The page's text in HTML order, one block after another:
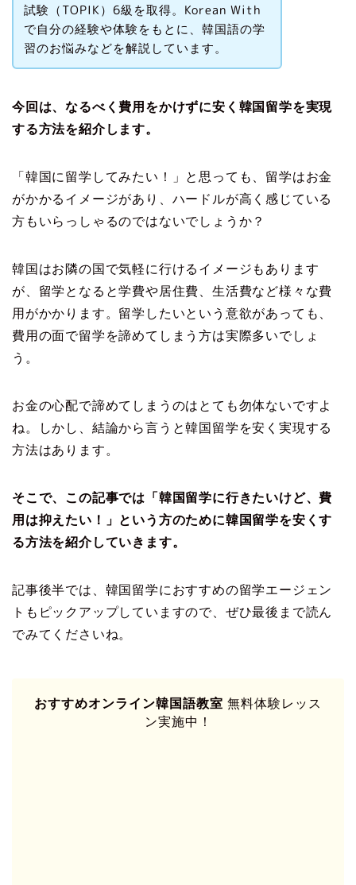
試験（TOPIK）6級を取得。Korean With
で自分の経験や体験をもとに、韓国語の学
習のお悩みなどを解説しています。
今回は、なるべく費用をかけずに安く韓国留学を実現
する方法を紹介します。
「韓国に留学してみたい！」と思っても、留学はお金
がかかるイメージがあり、ハードルが高く感じている
方もいらっしゃるのではないでしょうか？
韓国はお隣の国で気軽に行けるイメージもあります
が、留学となると学費や居住費、生活費など様々な費
用がかかります。留学したいという意欲があっても、
費用の面で留学を諦めてしまう方は実際多いでしょ
う。
お金の心配で諦めてしまうのはとても勿体ないですよ
ね。しかし、結論から言うと韓国留学を安く実現する
方法はあります。
そこで、この記事では「韓国留学に行きたいけど、費
用は抑えたい！」という方のために韓国留学を安くす
る方法を紹介していきます。
記事後半では、韓国留学におすすめの留学エージェン
トもピックアップしていますので、ぜひ最後まで読ん
でみてくださいね。
おすすめオンライン韓国語教室 無料体験レッス
ン実施中！